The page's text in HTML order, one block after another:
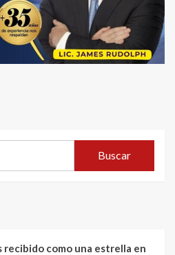
Buscar
como una estrella en